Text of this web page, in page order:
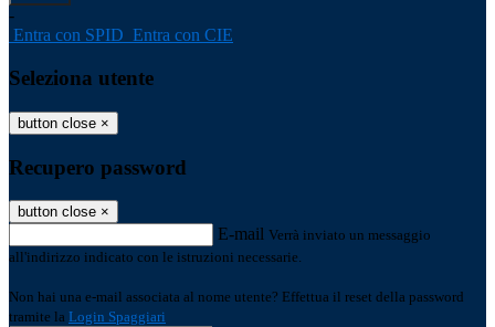
-
Entra con SPID Entra con CIE
Seleziona utente
button close ×
Recupero password
button close ×
E-mail Verrà inviato un messaggio
all'indirizzo indicato con le istruzioni necessarie.
Non hai una e-mail associata al nome utente? Effettua il reset della password
tramite la Login Spaggiari